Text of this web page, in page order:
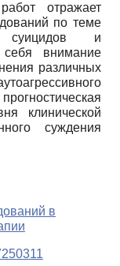
отражает
по теме
суицидов и
внимание
различных
клинической
суждения
в